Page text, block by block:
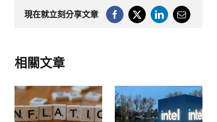
現在就立刻分享文章
相關文章